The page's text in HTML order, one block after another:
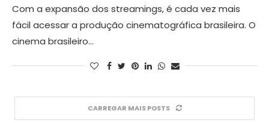
Com a expansão dos streamings, é cada vez mais
fácil acessar a produção cinematográfica brasileira. O
cinema brasileiro…
CARREGAR MAIS POSTS